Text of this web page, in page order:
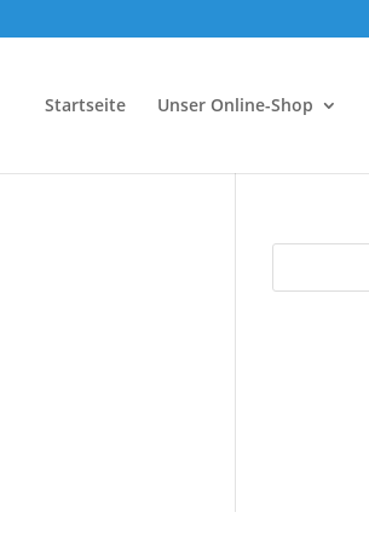
Startseite Unser Online-Shop